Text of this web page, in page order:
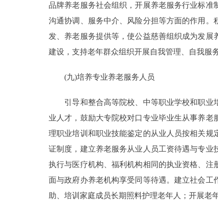
品牌养老服务社会组织，开展养老服务行业标
沟通协调、服务中介、风险分担等方面的作用
发、养老服务提供等，使公益慈善组织成为发
建设，支持老年群众组织开展自我管理、自我服
(九)培养专业养老服务人员
引导和整合高等院校、中等职业学校和职业
业人才，鼓励大专院校对口专业毕业生从事养
理职业培训和职业技能鉴定的从业人员按相关
证制度，建立养老服务从业人员工资待遇与专
执行与医疗机构、福利机构相同的执业资格、
面与政府办养老机构享受同等待遇。建立社会
助、培训家庭成员长期照料护理老年人；开展